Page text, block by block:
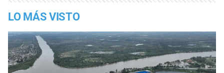
LO MÁS VISTO